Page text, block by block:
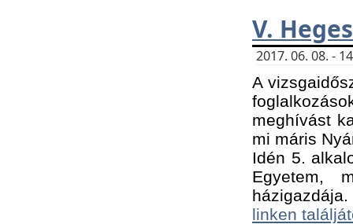
V.
2017. 06. 08. -
A
meghívást
mi máris
Idén 5.
Egyetem,
linken